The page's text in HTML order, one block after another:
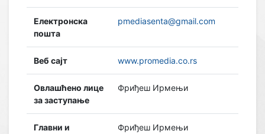
Електронска
пошта
pmediasenta@gmail.com
Веб сајт www.promedia.co.rs
Овлашћено лице
за заступање
Фриђеш Ирмењи
Главни и
Фриђеш Ирмењи